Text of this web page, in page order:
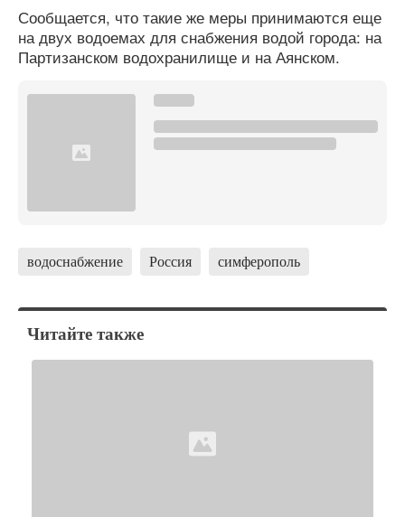
Сообщается, что такие же меры принимаются еще
на двух водоемах для снабжения водой города: на
Партизанском водохранилище и на Аянском.
водоснабжение Россия симферополь
Читайте также